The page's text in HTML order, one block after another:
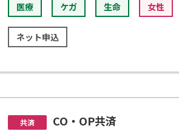
医療 ケガ 生命 女性
ネット申込
共済 CO・OP共済